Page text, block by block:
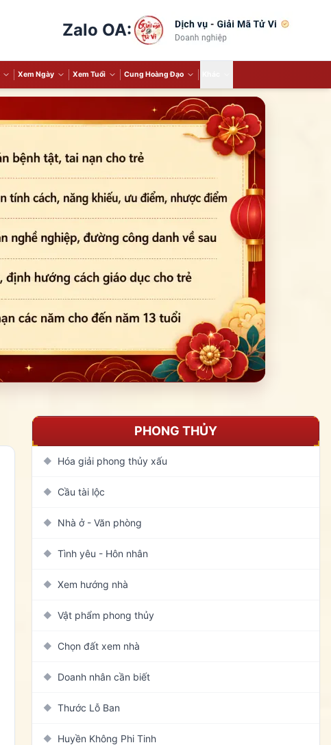
Zalo OA:
Xem Ngày Xem Tuổi Cung Hoàng Đạo
PHONG THỦY
◆ Hóa giải phong thủy xấu
◆ Cầu tài lộc
◆ Nhà ở - Văn phòng
◆ Tình yêu - Hôn nhân
◆ Xem hướng nhà
◆ Vật phẩm phong thủy
◆ Chọn đất xem nhà
◆ Doanh nhân cần biết
◆ Thước Lỗ Ban
◆ Huyền Không Phi Tinh